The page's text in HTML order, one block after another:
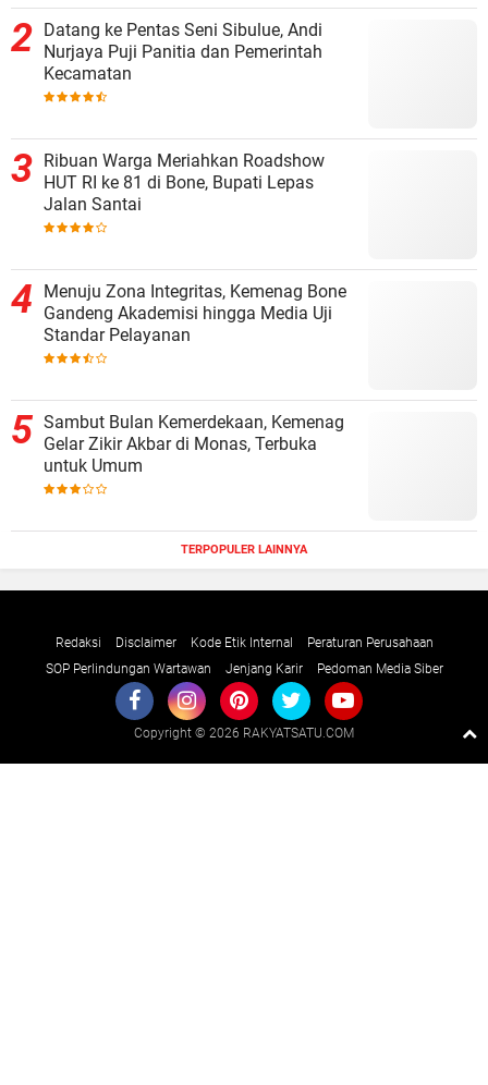
Datang ke Pentas Seni Sibulue, Andi
Nurjaya Puji Panitia dan Pemerintah
Kecamatan
Ribuan Warga Meriahkan Roadshow
HUT RI ke 81 di Bone, Bupati Lepas
Jalan Santai
Menuju Zona Integritas, Kemenag Bone
Gandeng Akademisi hingga Media Uji
Standar Pelayanan
Sambut Bulan Kemerdekaan, Kemenag
Gelar Zikir Akbar di Monas, Terbuka
untuk Umum
TERPOPULER LAINNYA
Redaksi Disclaimer Kode Etik Internal
Peraturan Perusahaan
SOP Perlindungan Wartawan
Jenjang Karir Pedoman Media Siber
Copyright © 2026 RAKYATSATU.COM
Raushan